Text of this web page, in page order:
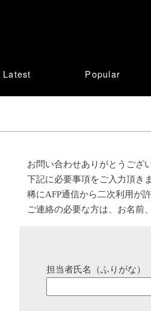
Latest Popular
お問い合わせありがとうござ
下記に必要事項をご入力頂き
稀にAFP通信から二次利用が
ご連絡の必要な方は、お名前
担当者氏名（ふりがな）